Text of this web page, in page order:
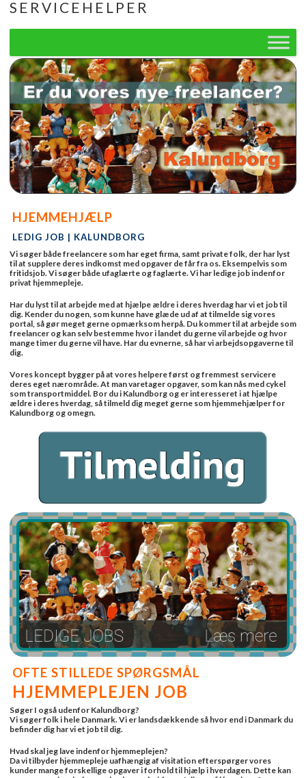
Skip
to
SERVICEHELPER
HJEMMEHJÆLP
LEDIG JOB | KALUNDBORG
Vi søger både freelancere som har eget firma, samt private folk, der har lyst
til at supplere deres indkomst med opgaver de får fra os. Eksempelvis som
fritidsjob. Vi søger både ufaglærte og faglærte. Vi har ledige job indenfor
privat hjemmepleje.
Har du lyst til at arbejde med at hjælpe ældre i deres hverdag har vi et job til
dig. Kender du nogen, som kunne have glæde ud af at tilmelde sig vores
portal, så gør meget gerne opmærksom herpå. Du kommer til at arbejde som
freelancer og kan selv bestemme hvor i landet du gerne vil arbejde og hvor
mange timer du gerne vil have. Har du evnerne, så har vi arbejdsopgaverne til
dig.
Vores koncept bygger på at vores helpere først og fremmest servicere
deres eget nærområde. At man varetager opgaver, som kan nås med cykel
som transportmiddel. Bor du i Kalundborg og er interesseret i at hjælpe
ældre i deres hverdag, så tilmeld dig meget gerne som hjemmehjælper for
Kalundborg og omegn.
OFTE STILLEDE SPØRGSMÅL
HJEMMEPLEJEN JOB
Søger I også udenfor Kalundborg?
Vi søger folk i hele Danmark. Vi er landsdækkende så hvor end i Danmark du
befinder dig har vi et job til dig.
Hvad skal jeg lave indenfor hjemmeplejen?
Da vi tilbyder hjemmepleje uafhængig af visitation efterspørger vores
kunder mange forskellige opgaver i forhold til hjælp i hverdagen. Dette kan